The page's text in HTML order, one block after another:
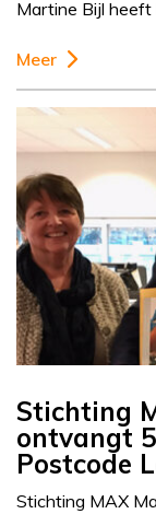
Martine Bijl
Meer
Stichting
ontvangt
Postcode
Stichting MAX